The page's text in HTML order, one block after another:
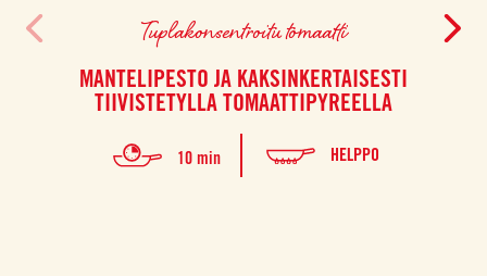
Tuplakonsentroitu tomaatti
MANTELIPESTO JA KAKSINKERTAISESTI
TIIVISTETYLLA TOMAATTIPYREELLA
10 min HELPPO